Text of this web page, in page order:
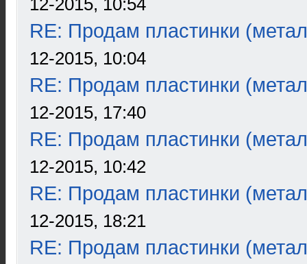
12-2015, 10:54
RE: Продам пластинки
12-2015, 10:04
RE: Продам пластинки
12-2015, 17:40
RE: Продам пластинки
12-2015, 10:42
RE: Продам пластинки
12-2015, 18:21
RE: Продам пластинки